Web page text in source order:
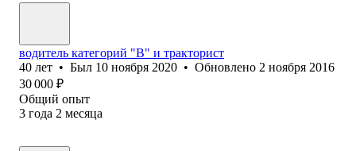
водитель категорий "В" и тракторист
40 лет • Был 10 ноября 2020 • Обновлено 2 ноября 2016
30 000 ₽
Общий опыт
3 года 2 месяца